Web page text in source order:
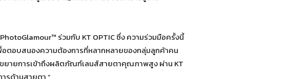
ร่วมกับ KT OPTIC ซึ่ง ความร่วมมือครั้งนี้
ตอบสนองความต้องการที่หลากหลายของกลุ่มลูกค้าคน
ขยายการเข้าถึงผลิตภัณฑ์เลนส์สายตาคุณภาพสูง ผ่าน KT
รด้านสายตา ”